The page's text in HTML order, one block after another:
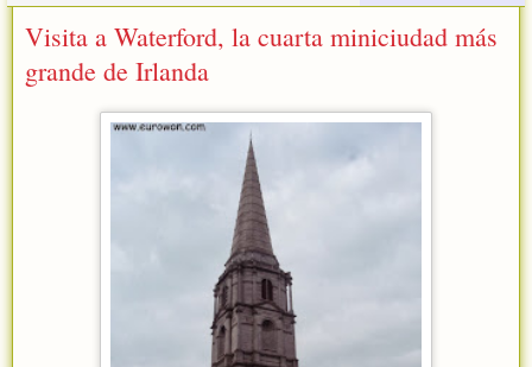
Visita a Waterford, la cuarta miniciudad más
grande de Irlanda